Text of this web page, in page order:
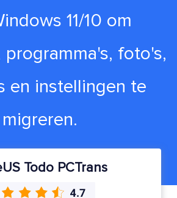
11/10 om
programma's, foto's,
en instellingen te
migreren.
Todo PCTrans